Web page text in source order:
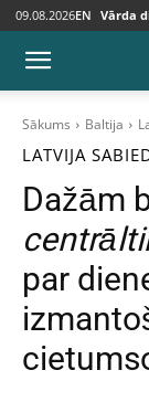
09.08.2026EN Vārda
Sākums Baltija
LATVIJA
Dažām
par